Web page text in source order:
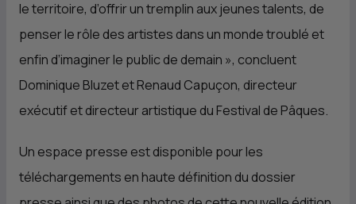
le territoire, d’offrir un tremplin aux jeunes talents, de
penser le rôle des artistes dans un monde troublé et
enfin d’imaginer le public de demain », concluent
Dominique Bluzet et Renaud Capuçon, directeur
exécutif et directeur artistique du Festival de Pâques.
Un espace presse est disponible pour les
téléchargements en haute définition du dossier